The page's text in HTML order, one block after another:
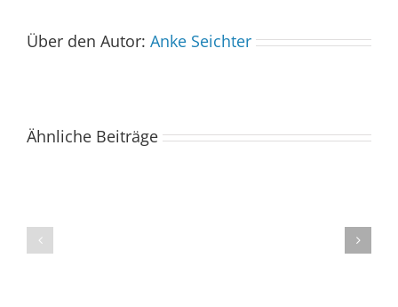
Über den Autor: Anke Seichter
Ähnliche Beiträge
begeistert
Publikum